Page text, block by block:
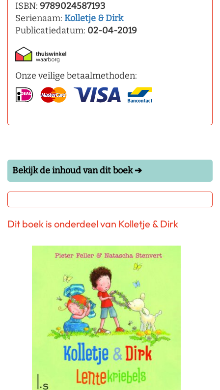
ISBN: 9789024587193
Serienaam: Kolletje & Dirk
Publicatiedatum: 02-04-2019
Onze veilige betaalmethoden:
Bekijk de inhoud van dit boek ➔
Dit boek is onderdeel van Kolletje & Dirk